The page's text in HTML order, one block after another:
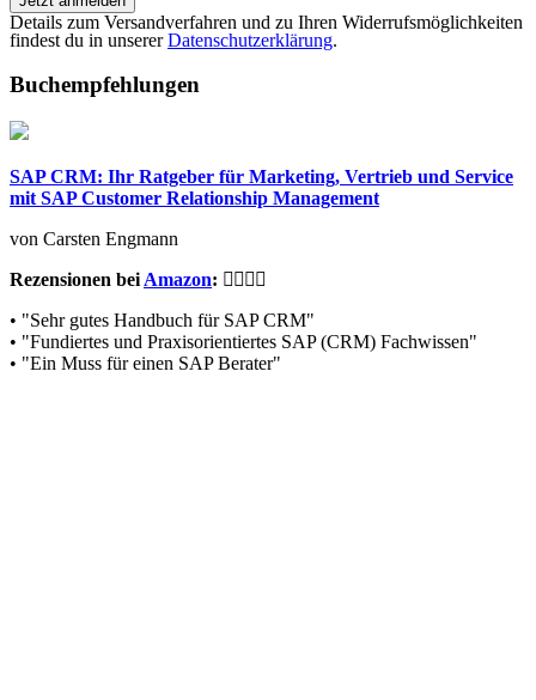
Details zum Versandverfahren und zu Ihren Widerrufsmöglichkeiten
findest du in unsererDatenschutzerklärung.
Buchempfehlungen
SAP CRM: Ihr Ratgeber für Marketing, Vertrieb und Service
mit SAP Customer Relationship Management
von Carsten Engmann
Rezensionen bei Amazon:
• "Sehr gutes Handbuch für SAP CRM"
• "Fundiertes und Praxisorientiertes SAP (CRM) Fachwissen"
• "Ein Muss für einen SAP Berater"